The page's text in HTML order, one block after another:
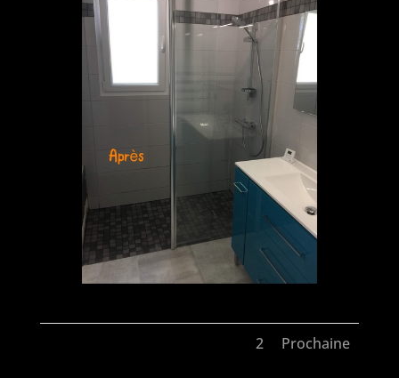
2 Prochaine